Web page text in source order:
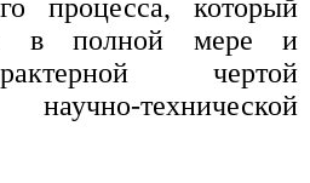
процесса, который
в полной мере и
чертой
технической